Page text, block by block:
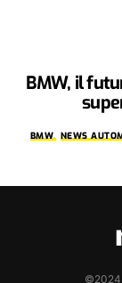
BMW, il
BMW NEWS
©2024